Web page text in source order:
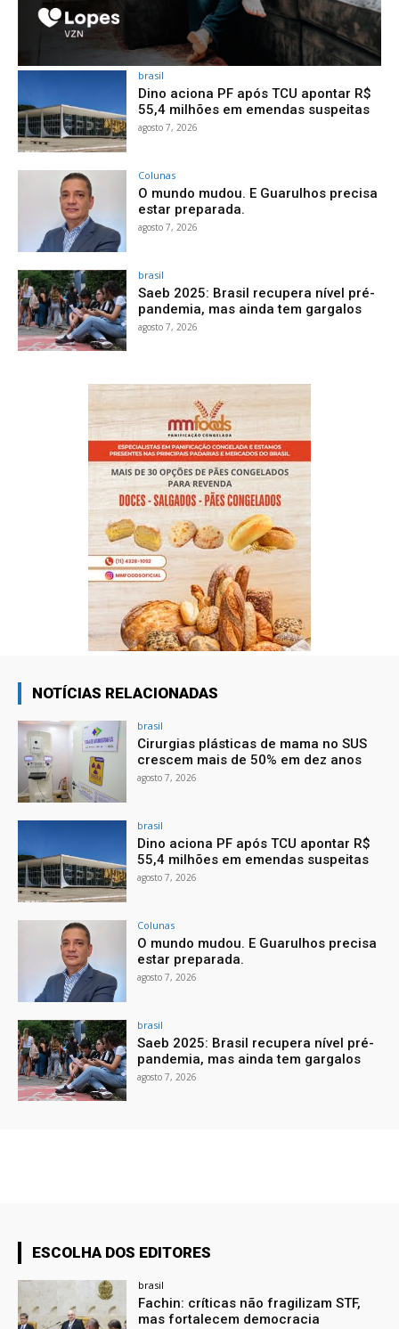
brasil
Dino aciona PF após TCU apontar R$
55,4 milhões em emendas suspeitas
agosto 7, 2026
Colunas
O mundo mudou. E Guarulhos precisa
estar preparada.
agosto 7, 2026
brasil
Saeb 2025: Brasil recupera nível pré-
pandemia, mas ainda tem gargalos
agosto 7, 2026
NOTÍCIAS RELACIONADAS
brasil
Cirurgias plásticas de mama no SUS
crescem mais de 50% em dez anos
agosto 7, 2026
brasil
Dino aciona PF após TCU apontar R$
55,4 milhões em emendas suspeitas
agosto 7, 2026
Colunas
O mundo mudou. E Guarulhos precisa
estar preparada.
agosto 7, 2026
brasil
Saeb 2025: Brasil recupera nível pré-
pandemia, mas ainda tem gargalos
agosto 7, 2026
ESCOLHA DOS EDITORES
brasil
Fachin: críticas não fragilizam STF,
mas fortalecem democracia